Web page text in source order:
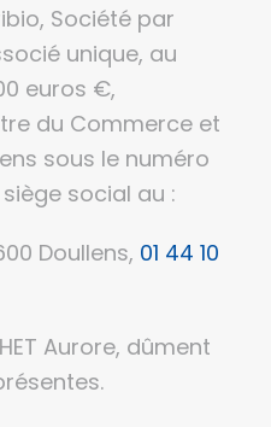
Société par
unique, au
euros €,
du Commerce et
sous le numéro
siège social au :
Doullens, 01 44 10
Aurore, dûment